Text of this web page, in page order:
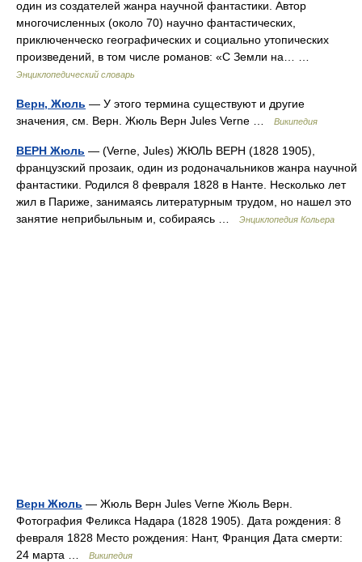
один из создателей жанра научной фантастики. Автор
многочисленных (около 70) научно фантастических,
приключенческо географических и социально утопических
произведений, в том числе романов: «С Земли на… …
Энциклопедический словарь
Верн, Жюль — У этого термина существуют и другие
значения, см. Верн. Жюль Верн Jules Verne …
Википедия
ВЕРН Жюль — (Verne, Jules) ЖЮЛЬ ВЕРН (1828 1905),
французский прозаик, один из родоначальников жанра научной
фантастики. Родился 8 февраля 1828 в Нанте. Несколько лет
жил в Париже, занимаясь литературным трудом, но нашел это
занятие неприбыльным и, собираясь …
Энциклопедия Кольера
Верн Жюль — Жюль Верн Jules Verne Жюль Верн.
Фотография Феликса Надара (1828 1905). Дата рождения: 8
февраля 1828 Место рождения: Нант, Франция Дата смерти:
24 марта …
Википедия